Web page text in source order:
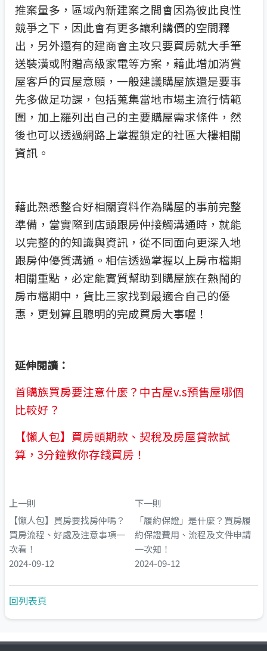
推案量多，區域內新建案之間會因為彼此良性
競爭之下，因此會有更多讓利講價的空間釋
出，另外還有的建商會主攻只要買房就大手筆
送裝潢或附贈高級家電等方案，藉此增加消賞
屋客戶的買屋意願，一般建議購屋族還是要事
先多做足功課，包括蒐集當地市場主流行情範
圍，加上羅列出自己的主要購屋需求條件，然
後也可以透過網路上掌握鎖定的社區大樓相關
資訊。
藉此熟悉整合好相關資料作為購屋的事前完整
準備，當實際到店頭跟房仲接觸溝通時，就能
以完整的的知識與資訊，從不同面向更深入地
跟房仲優質溝通。相信透過掌握以上房市檔期
相關重點，必定能實質幫助到購屋族在熱鬧的
房市檔期中，貨比三家找到最適合自己的優
惠，更划算且聰明的完成買房大事喔！
延伸閱讀：
首購族買房要注意什麼？中古屋v.s預售屋哪個
比較好？
【懶人包】買房頭期款、契稅及房屋貸款試
算，3分鐘教你存錢買房！
上一則
【懶人包】買房要找房仲嗎？
買房流程、好處及注意事項一
次看！
2024-09-12
下一則
「履約保證」是什麼？買房履
約保證費用、流程及文件申請
一次知！
2024-09-12
回列表頁